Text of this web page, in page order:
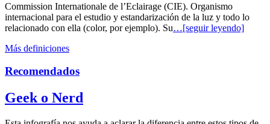
Commission Internationale de l’Eclairage (CIE). Organismo
internacional para el estudio y estandarización de la luz y todo lo
relacionado con ella (color, por ejemplo). Su…[seguir leyendo]
Más definiciones
Recomendados
Geek o Nerd